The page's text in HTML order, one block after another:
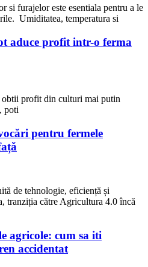
si furajelor este esentiala pentru a le
Umiditatea, temperatura si
aduce profit intr-o ferma
obtii profit din culturi mai putin
poti
pentru fermele
de tehnologie, eficiență și
tranziția către Agricultura 4.0 încă
agricole: cum sa iti
accidentat